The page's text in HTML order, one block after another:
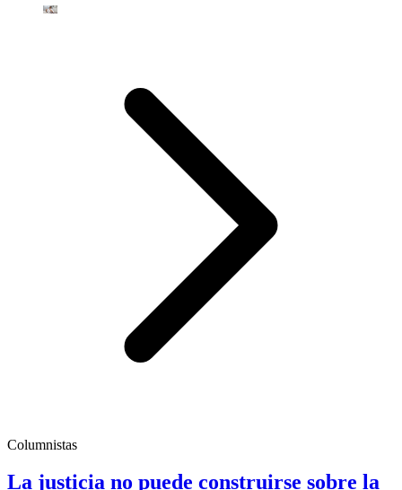
Columnistas
La justicia no puede construirse sobre la